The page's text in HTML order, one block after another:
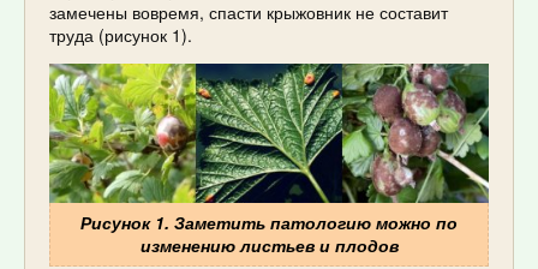
замечены вовремя, спасти крыжовник не составит
труда (рисунок 1).
Рисунок 1. Заметить патологию можно по
изменению листьев и плодов